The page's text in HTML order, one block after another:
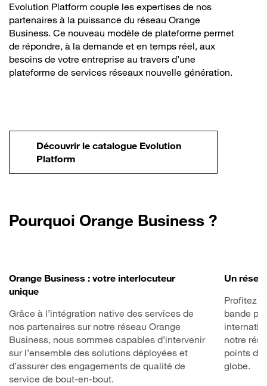
Evolution Platform couple les expertises de nos
partenaires à la puissance du réseau Orange
Business. Ce nouveau modèle de plateforme permet
de répondre, à la demande et en temps réel, aux
besoins de votre entreprise au travers d’une
plateforme de services réseaux nouvelle génération.
Découvrir le catalogue Evolution
Platform
Pourquoi Orange Business ?
Orange Business : votre interlocuteur
unique
Grâce à l’intégration native des services de
nos partenaires sur notre réseau Orange
Business, nous sommes capables d’intervenir
sur l’ensemble des solutions déployées et
d’assurer des engagements de qualité de
service de bout-en-bout.
Un
Profitez
bande
notre
points de
globe.